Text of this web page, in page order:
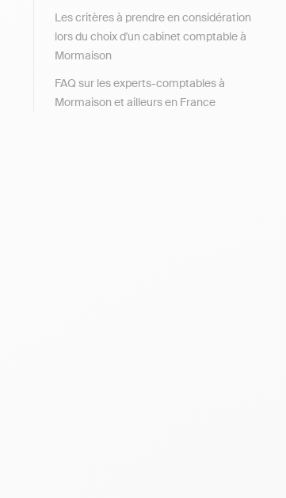
Les critères à prendre en considération
lors du choix d'un cabinet comptable à
Mormaison
FAQ sur les experts-comptables à
Mormaison et ailleurs en France